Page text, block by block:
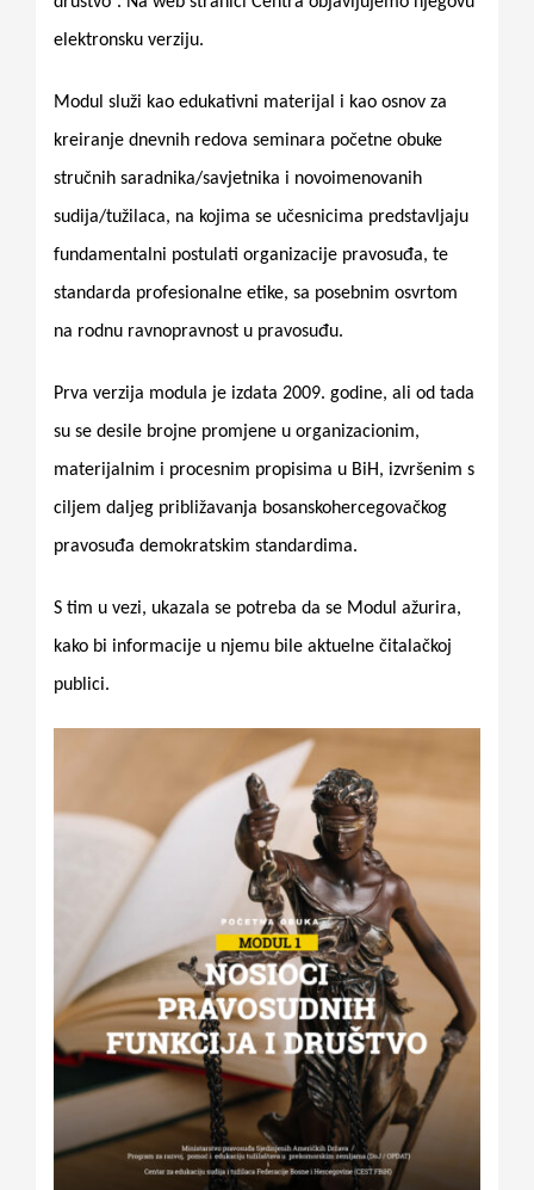
elektronsku verziju.
Modul služi kao edukativni materijal i kao osnov za
kreiranje dnevnih redova seminara početne obuke
stručnih saradnika/savjetnika i novoimenovanih
sudija/tužilaca, na kojima se učesnicima predstavljaju
fundamentalni postulati organizacije pravosuđa, te
standarda profesionalne etike, sa posebnim osvrtom
na rodnu ravnopravnost u pravosuđu.
Prva verzija modula je izdata 2009. godine, ali od tada
su se desile brojne promjene u organizacionim,
materijalnim i procesnim propisima u BiH, izvršenim s
ciljem daljeg približavanja bosanskohercegovačkog
pravosuđa demokratskim standardima.
S tim u vezi, ukazala se potreba da se Modul ažurira,
kako bi informacije u njemu bile aktuelne čitalačkoj
publici.